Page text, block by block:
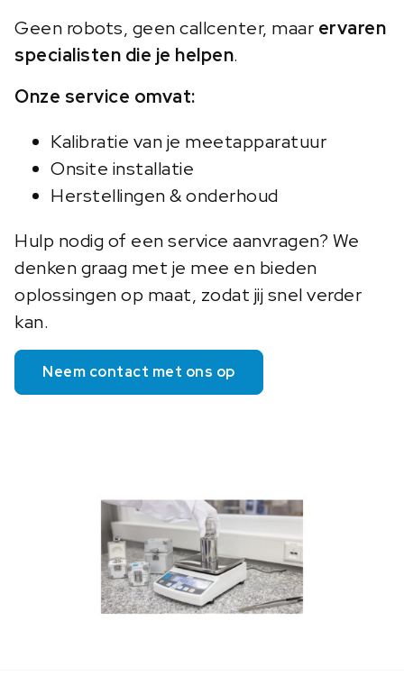
Geen robots, geen callcenter, maar ervaren
specialisten die je helpen.
Onze service omvat:
Kalibratie van je meetapparatuur
Onsite installatie
Herstellingen & onderhoud
Hulp nodig of een service aanvragen? We
denken graag met je mee en bieden
oplossingen op maat, zodat jij snel verder
kan.
Neem contact met ons op